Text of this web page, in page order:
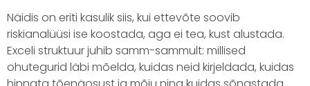
Näidis on eriti kasulik siis, kui ettevõte soovib
riskianalüüsi ise koostada, aga ei tea, kust alustada.
Exceli struktuur juhib samm-sammult: millised
ohutegurid läbi mõelda, kuidas neid kirjeldada, kuidas